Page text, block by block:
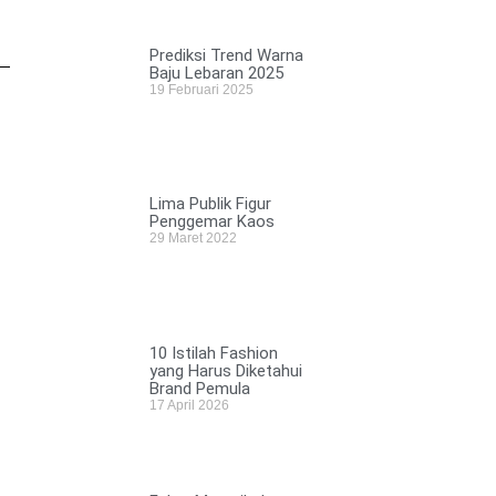
Prediksi Trend Warna
Baju Lebaran 2025
19 Februari 2025
Lima Publik Figur
Penggemar Kaos
29 Maret 2022
10 Istilah Fashion
yang Harus Diketahui
Brand Pemula
17 April 2026